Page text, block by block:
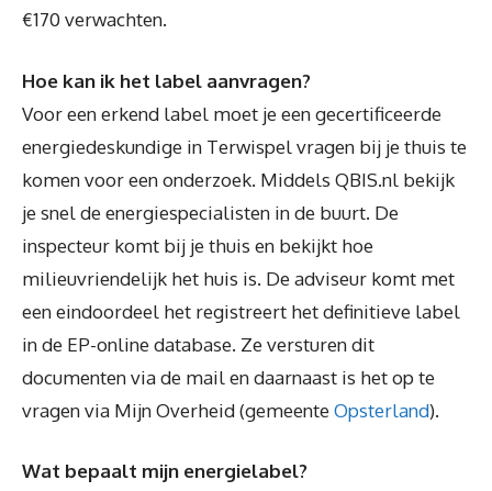
€170 verwachten.
Hoe kan ik het label aanvragen?
Voor een erkend label moet je een gecertificeerde
energiedeskundige in Terwispel vragen bij je thuis te
komen voor een onderzoek. Middels QBIS.nl bekijk
je snel de energiespecialisten in de buurt. De
inspecteur komt bij je thuis en bekijkt hoe
milieuvriendelijk het huis is. De adviseur komt met
een eindoordeel het registreert het definitieve label
in de EP-online database. Ze versturen dit
documenten via de mail en daarnaast is het op te
vragen via Mijn Overheid (gemeenteOpsterland).
Wat bepaalt mijn energielabel?